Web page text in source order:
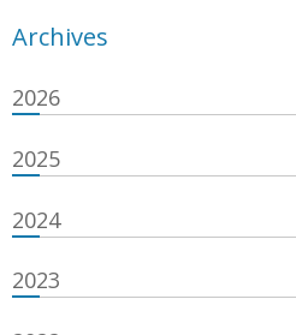
Archives
2026
2025
2024
2023